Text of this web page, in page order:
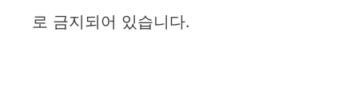
로 금지되어 있습니다.